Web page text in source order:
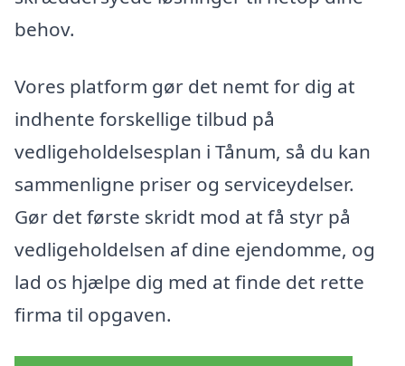
behov.
Vores platform gør det nemt for dig at
indhente forskellige tilbud på
vedligeholdelsesplan i Tånum, så du kan
sammenligne priser og serviceydelser.
Gør det første skridt mod at få styr på
vedligeholdelsen af dine ejendomme, og
lad os hjælpe dig med at finde det rette
firma til opgaven.